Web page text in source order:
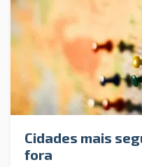
Cidades mais
fora